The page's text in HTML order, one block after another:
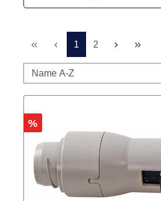
Seite
1 Seite
2
Rabatt
%